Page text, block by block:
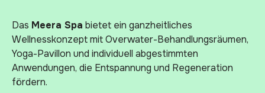
Das Meera Spa bietet ein ganzheitliches
Wellnesskonzept mit Overwater-Behandlungsräumen,
Yoga-Pavillon und individuell abgestimmten
Anwendungen, die Entspannung und Regeneration
fördern.